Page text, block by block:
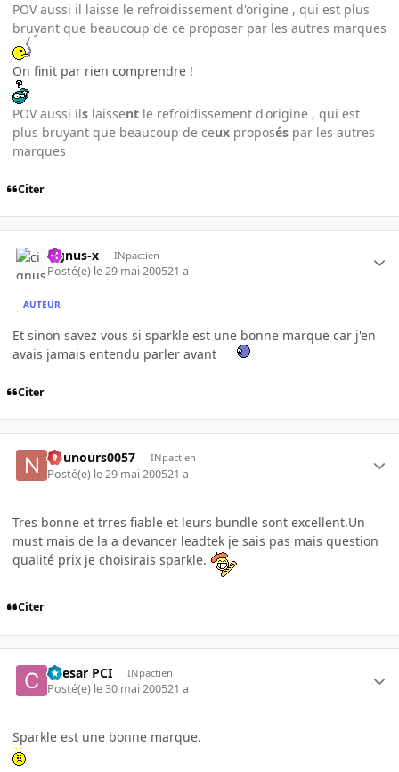
POV aussi il laisse le refroidissement d'origine , qui est plus
bruyant que beaucoup de ce proposer par les autres marques
On finit par rien comprendre !
POV aussi ils laissent le refroidissement d'origine , qui est
plus bruyant que beaucoup de ceux proposés par les autres
marques
Citer
cignus-x INpactien
Posté(e) le 29 mai 200521 a
AUTEUR
Et sinon savez vous si sparkle est une bonne marque car j'en
avais jamais entendu parler avant
Citer
nounours0057 INpactien
Posté(e) le 29 mai 200521 a
Tres bonne et trres fiable et leurs bundle sont excellent.Un
must mais de la a devancer leadtek je sais pas mais question
qualité prix je choisirais sparkle.
Citer
Caesar PCI INpactien
Posté(e) le 30 mai 200521 a
Sparkle est une bonne marque.